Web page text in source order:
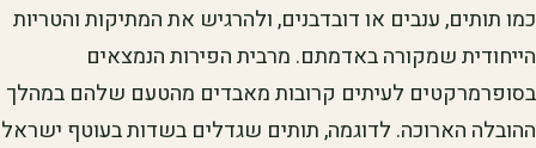
כמו תותים, ענבים או דובדבנים, ולהרגיש את המתיקות והטריות
הייחודית שמקורה באדמתם. מרבית הפירות הנמצאים
בסופרמרקטים לעיתים קרובות מאבדים מהטעם שלהם במהלך
ההובלה הארוכה. לדוגמה, תותים שגדלים בשדות בעוטף ישראל